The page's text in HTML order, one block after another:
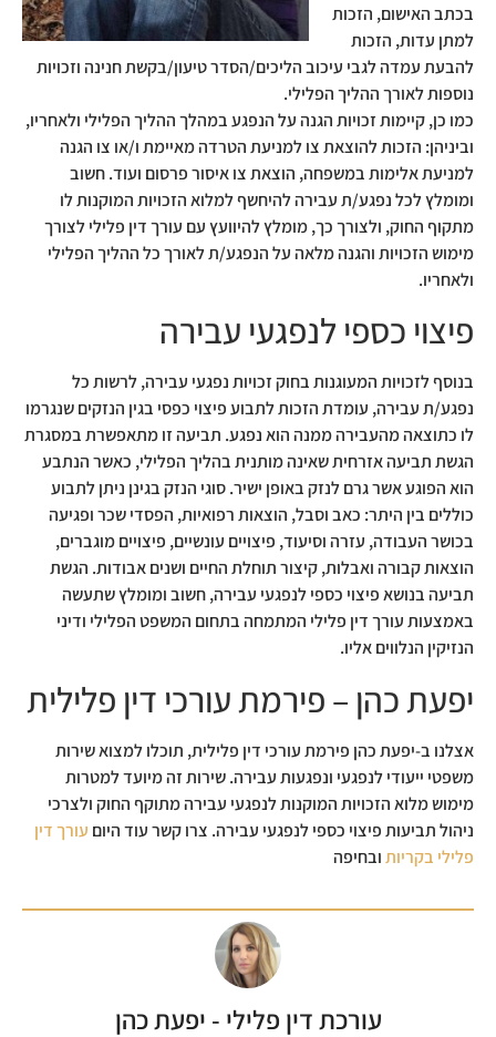
בכתב האישום, הזכות
למתן עדות, הזכות
להבעת עמדה לגבי עיכוב הליכים/הסדר טיעון/בקשת חנינה וזכויות
נוספות לאורך ההליך הפלילי.
כמו כן, קיימות זכויות הגנה על הנפגע במהלך ההליך הפלילי ולאחריו,
וביניהן: הזכות להוצאת צו למניעת הטרדה מאיימת ו/או צו הגנה
למניעת אלימות במשפחה, הוצאת צו איסור פרסום ועוד. חשוב
ומומלץ לכל נפגע/ת עבירה להיחשף למלוא הזכויות המוקנות לו
מתקוף החוק, ולצורך כך, מומלץ להיוועץ עם עורך דין פלילי לצורך
מימוש הזכויות והגנה מלאה על הנפגע/ת לאורך כל ההליך הפלילי
ולאחריו.
פיצוי כספי לנפגעי עבירה
בנוסף לזכויות המעוגנות בחוק זכויות נפגעי עבירה, לרשות כל
נפגע/ת עבירה, עומדת הזכות לתבוע פיצוי כפסי בגין הנזקים שנגרמו
לו כתוצאה מהעבירה ממנה הוא נפגע. תביעה זו מתאפשרת במסגרת
הגשת תביעה אזרחית שאינה מותנית בהליך הפלילי, כאשר הנתבע
הוא הפוגע אשר גרם לנזק באופן ישיר. סוגי הנזק בגינן ניתן לתבוע
כוללים בין היתר: כאב וסבל, הוצאות רפואיות, הפסדי שכר ופגיעה
בכושר העבודה, עזרה וסיעוד, פיצויים עונשיים, פיצויים מוגברים,
הוצאות קבורה ואבלות, קיצור תוחלת החיים ושנים אבודות. הגשת
תביעה בנושא פיצוי כספי לנפגעי עבירה, חשוב ומומלץ שתעשה
באמצעות עורך דין פלילי המתמחה בתחום המשפט הפלילי ודיני
הנזיקין הנלווים אליו.
יפעת כהן – פירמת עורכי דין פלילית
אצלנו ב-יפעת כהן פירמת עורכי דין פלילית, תוכלו למצוא שירות
משפטי ייעודי לנפגעי ונפגעות עבירה. שירות זה מיועד למטרות
מימוש מלוא הזכויות המוקנות לנפגעי עבירה מתוקף החוק ולצרכי
ניהול תביעות פיצוי כספי לנפגעי עבירה. צרו קשר עוד היום עורך דין
פלילי בקריותובחיפה
עורכת דין פלילי - יפעת כהן